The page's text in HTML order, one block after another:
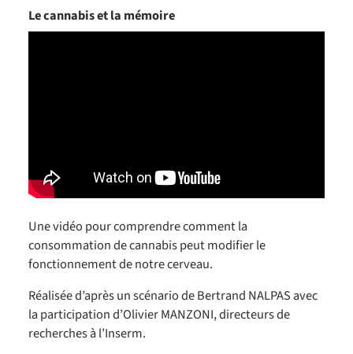
Le cannabis et la mémoire
Une vidéo pour comprendre comment la
consommation de cannabis peut modifier le
fonctionnement de notre cerveau.
Réalisée d’après un scénario de Bertrand NALPAS avec
la participation d’Olivier MANZONI, directeurs de
recherches à l’Inserm.